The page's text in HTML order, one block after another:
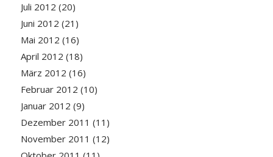
Juli 2012 (20)
Juni 2012 (21)
Mai 2012 (16)
April 2012 (18)
März 2012 (16)
Februar 2012 (10)
Januar 2012 (9)
Dezember 2011 (11)
November 2011 (12)